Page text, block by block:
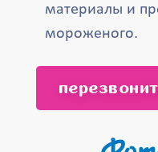
материалы и
мороженого.